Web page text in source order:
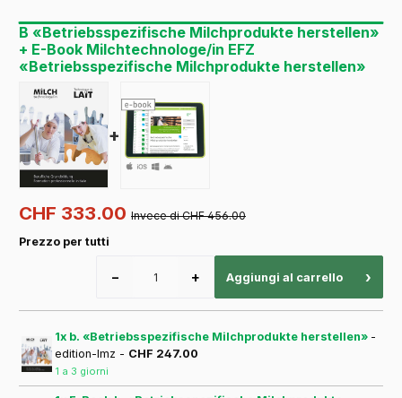
B «Betriebsspezifische Milchprodukte herstellen»
+ E-Book Milchtechnologe/in EFZ
«Betriebsspezifische Milchprodukte herstellen»
+
CHF 333.00 Invece di CHF 456.00
Prezzo per tutti
− + Aggiungi al carrello ›
1x b. «Betriebsspezifische Milchprodukte herstellen» -
edition-lmz - CHF 247.00
1 a 3 giorni